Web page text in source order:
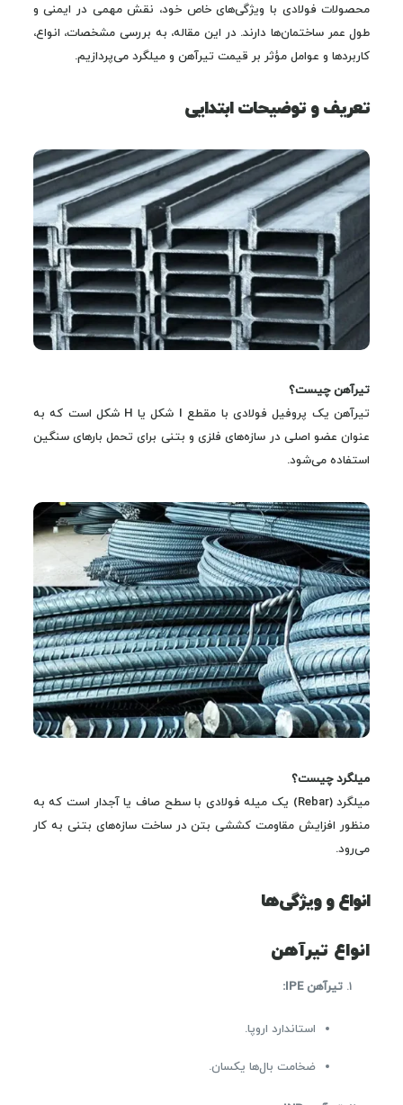
محصولات فولادی با ویژگی‌های خاص خود، نقش مهمی در ایمنی و
طول عمر ساختمان‌ها دارند. در این مقاله، به بررسی مشخصات، انواع،
کاربردها و عوامل مؤثر بر قیمت تیرآهن و میلگرد می‌پردازیم.
تعریف و توضیحات ابتدایی
تیرآهن چیست؟
تیرآهن یک پروفیل فولادی با مقطع I شکل یا H شکل است که به
عنوان عضو اصلی در سازه‌های فلزی و بتنی برای تحمل بارهای سنگین
استفاده می‌شود.
میلگرد چیست؟
میلگرد (Rebar) یک میله فولادی با سطح صاف یا آجدار است که به
منظور افزایش مقاومت کششی بتن در ساخت سازه‌های بتنی به کار
می‌رود.
انواع و ویژگی‌ها
انواع تیرآهن
تیرآهن IPE:
استاندارد اروپا.
ضخامت بال‌ها یکسان.